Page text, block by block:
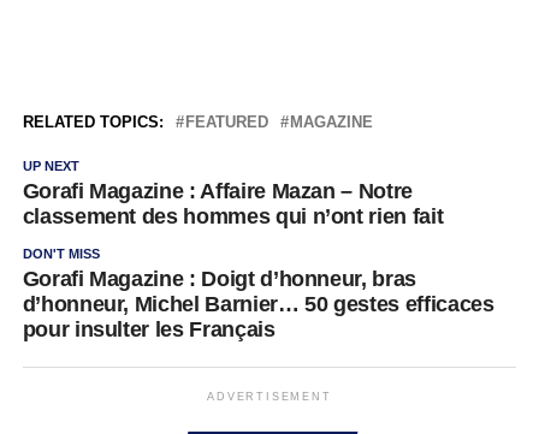
RELATED TOPICS: FEATURED MAGAZINE
UP NEXT
Gorafi Magazine : Affaire Mazan – Notre
classement des hommes qui n’ont rien fait
DON'T MISS
Gorafi Magazine : Doigt d’honneur, bras
d’honneur, Michel Barnier… 50 gestes efficaces
pour insulter les Français
ADVERTISEMENT